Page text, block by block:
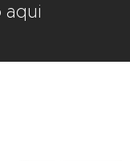
aqui